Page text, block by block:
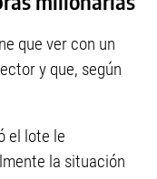
que ver con un
y que, según
el lote le
la situación